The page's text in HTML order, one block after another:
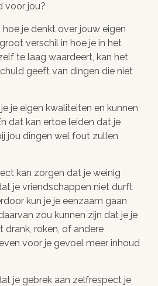
voor jou?
je denkt over jouw eigen
groot verschil in hoe je in het
te laag waardeert, kan het
geeft van dingen die niet
je eigen kwaliteiten en kunnen
dat kan ertoe leiden dat je
jou dingen wel fout zullen
kan zorgen dat je weinig
je vriendschappen niet durft
kun je je eenzaam gaan
zou kunnen zijn dat je je
roken, of andere
voor je gevoel meer inhoud
je gebrek aan zelfrespect je